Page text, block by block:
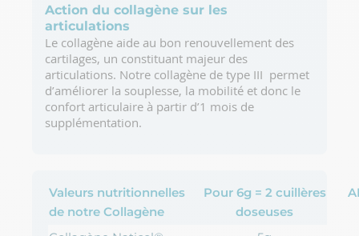
Action du collagène sur les
articulations
Le collagène aide au bon renouvellement des
cartilages, un constituant majeur des
articulations. Notre collagène de type III permet
d’améliorer la souplesse, la mobilité et donc le
confort articulaire à partir d’1 mois de
supplémentation.
Valeurs nutritionnelles
de notre Collagène
Pour 6g = 2 cuillères
doseuses